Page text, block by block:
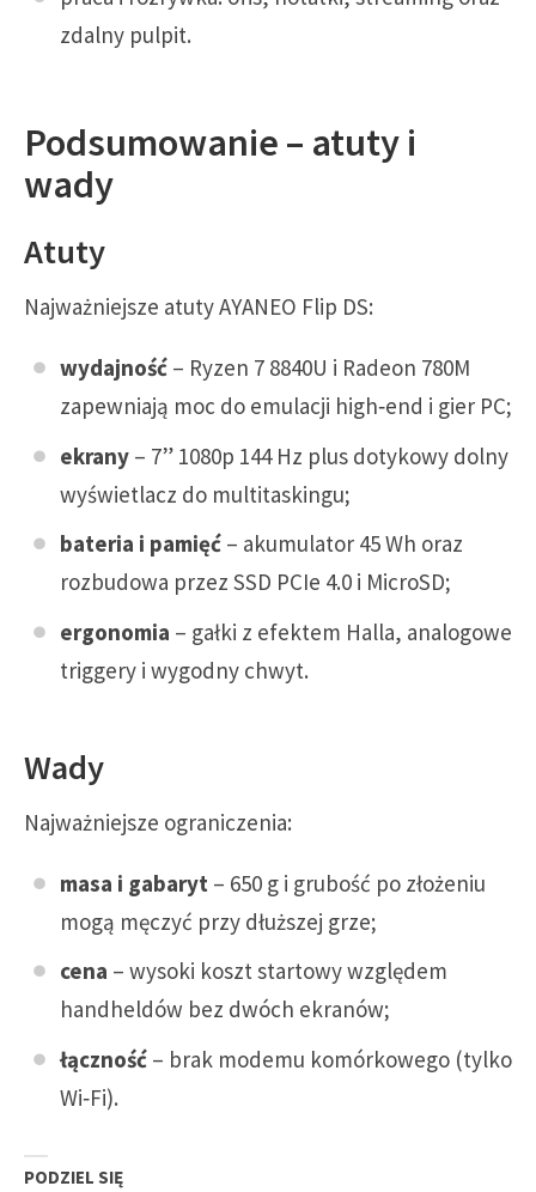
zdalny pulpit.
Podsumowanie – atuty i
wady
Atuty
Najważniejsze atuty AYANEO Flip DS:
wydajność – Ryzen 7 8840U i Radeon 780M
zapewniają moc do emulacji high‑end i gier PC;
ekrany – 7” 1080p 144 Hz plus dotykowy dolny
wyświetlacz do multitaskingu;
bateria i pamięć – akumulator 45 Wh oraz
rozbudowa przez SSD PCIe 4.0 i MicroSD;
ergonomia – gałki z efektem Halla, analogowe
triggery i wygodny chwyt.
Wady
Najważniejsze ograniczenia:
masa i gabaryt – 650 g i grubość po złożeniu
mogą męczyć przy dłuższej grze;
cena – wysoki koszt startowy względem
handheldów bez dwóch ekranów;
łączność – brak modemu komórkowego (tylko
Wi‑Fi).
PODZIEL SIĘ